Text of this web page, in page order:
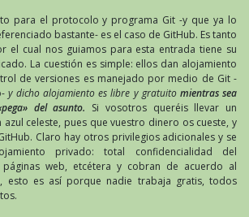
para el protocolo y programa Git -y que ya lo
bastante- es el caso de GitHub. Es tanto
el cual nos guiamos para esta entrada tiene su
La cuestión es simple: ellos dan alojamiento
de versiones es manejado por medio de Git -
y dicho alojamiento es libre y gratuito mientras sea
del asunto. Si vosotros queréis llevar un
celeste, pues que vuestro dinero os cueste, y
Claro hay otros privilegios adicionales y se
privado: total confidencialidad del
páginas web, etcétera y cobran de acuerdo al
esto es así porque nadie trabaja gratis, todos